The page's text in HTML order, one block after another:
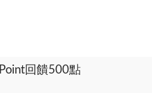
回饋500點